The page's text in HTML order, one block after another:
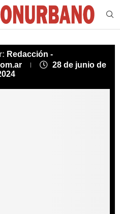
Redacción -
28 de junio de